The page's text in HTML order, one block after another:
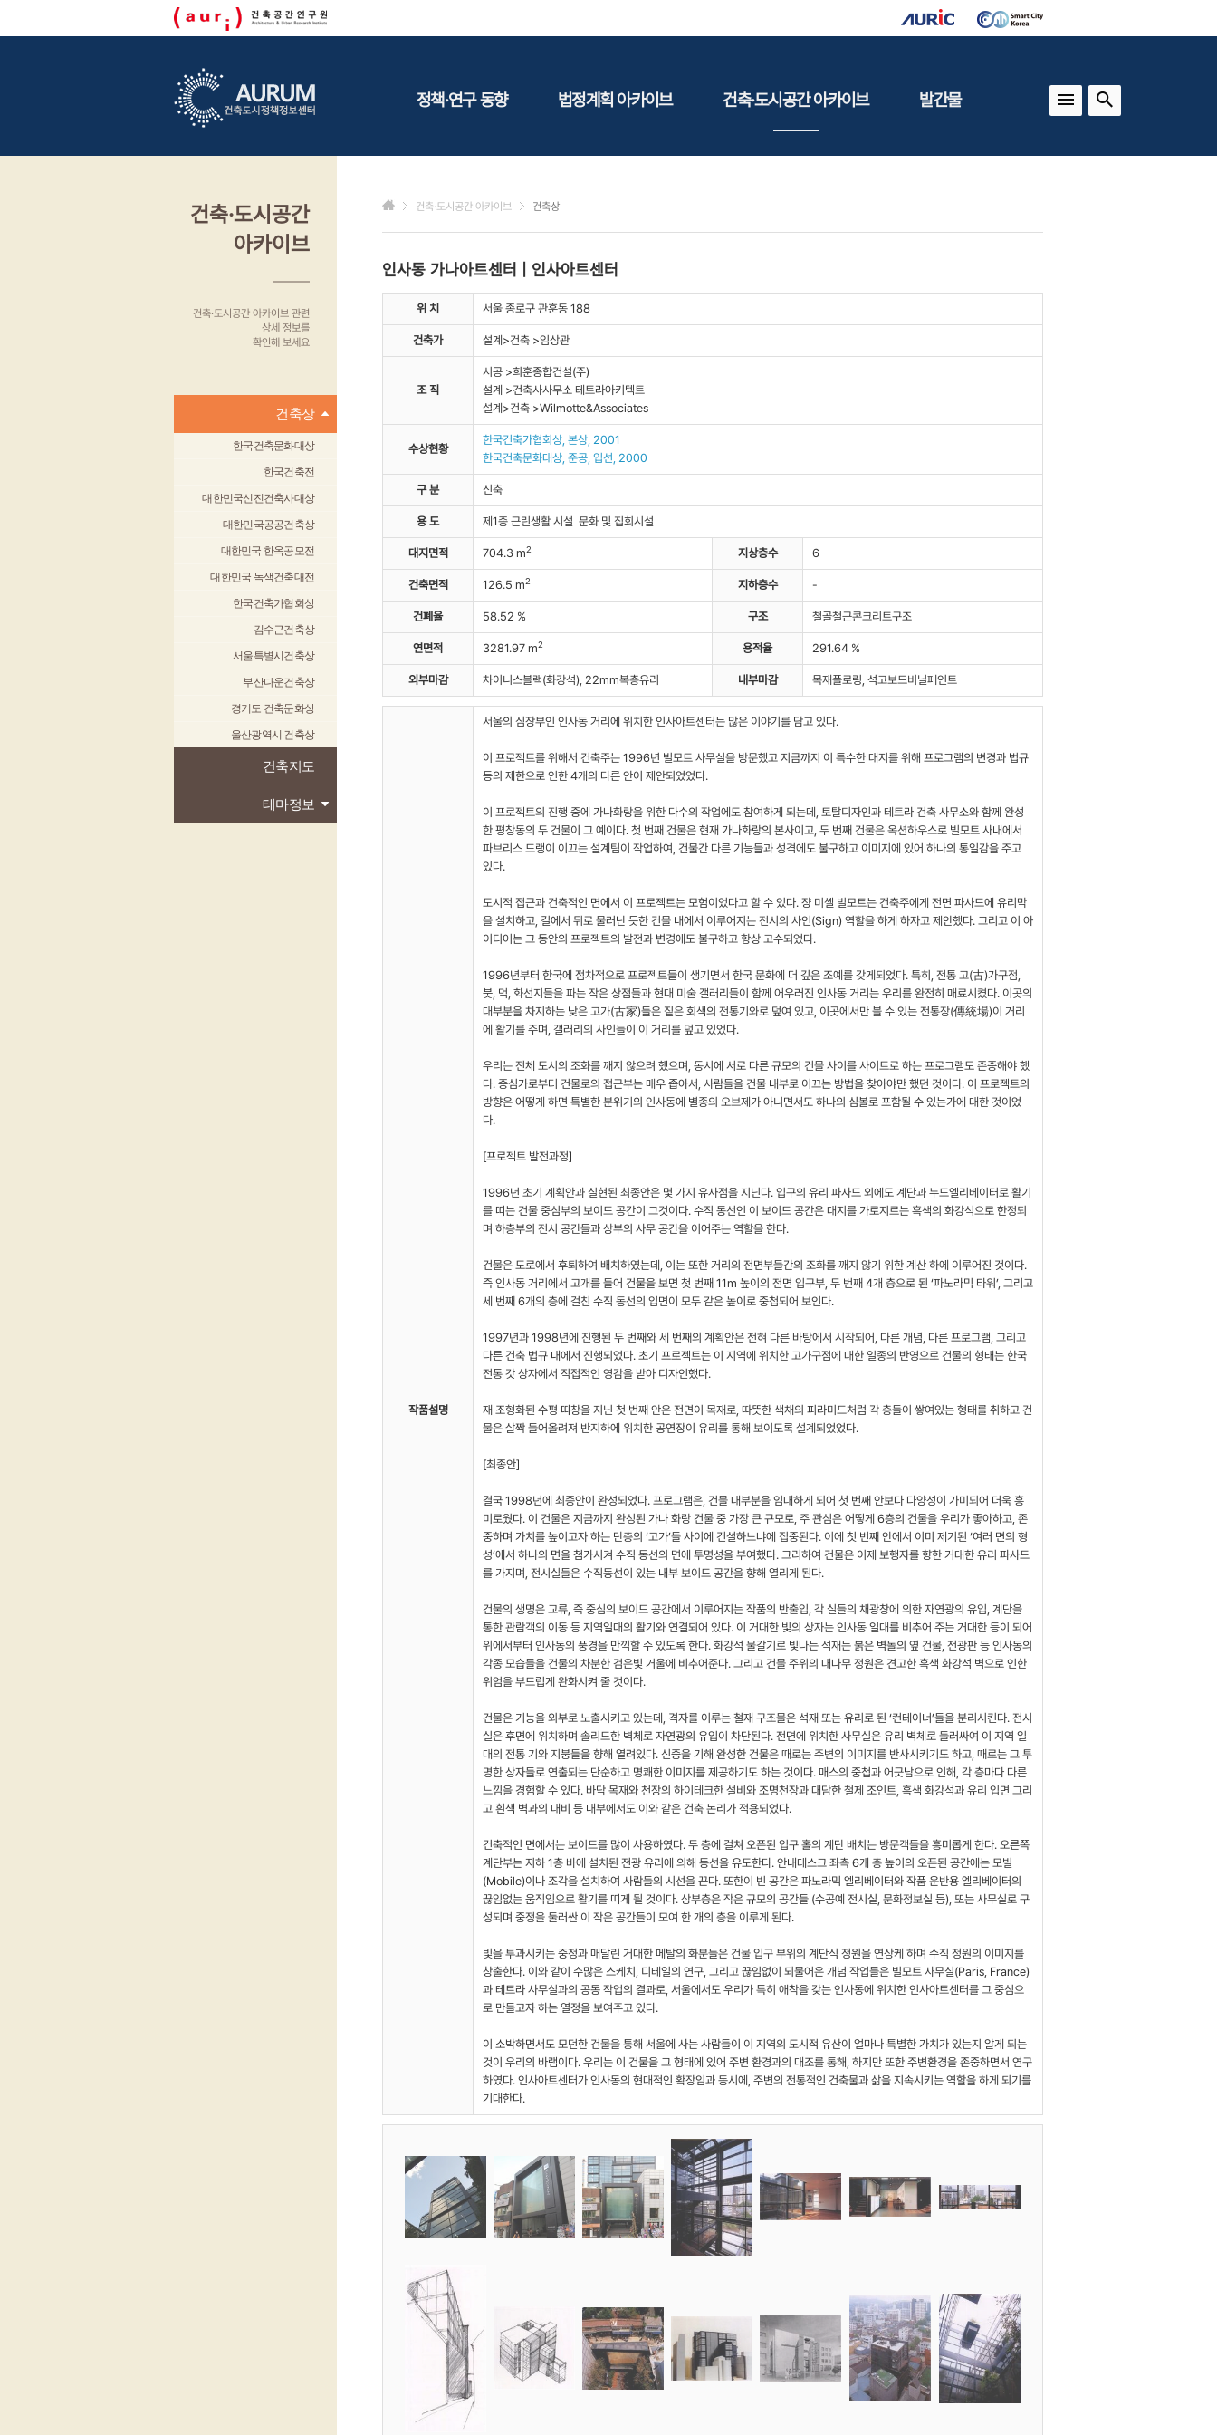
정책·연구 동향
연구동향
법정계획 아카이브
환경
관광
산림/농림/수산
사회복지
자료실
건축·도시공간 아카이브 발간물
건축도시연구
건축·도시공간
아카이브
건축·도시공간 아카이브 관련
상세 정보를
확인해 보세요
건축상
한국건축문화대상
한국건축전
대한민국신진건축사대상
대한민국공공건축상
대한민국 한옥공모전
대한민국 녹색건축대전
한국건축가협회상
김수근건축상
서울특별시건축상
부산다운건축상
경기도 건축문화상
울산광역시 건축상
건축지도
테마정보
건축·도시공간 아카이브 건축상
인사동 가나아트센터 | 인사아트센터
위 치 서울 종로구 관훈동 188
건축가 설계>건축 >임상관
조 직
시공 >희훈종합건설(주)
설계 >건축사사무소 테트라아키텍트
설계>건축 >Wilmotte&Associates
수상현황
한국건축가협회상, 본상, 2001
한국건축문화대상, 준공, 입선, 2000
구 분 신축
용 도 제1종 근린생활 시설 문화 및 집회시설
대지면적 704.3 m2 지상층수 6
건축면적 126.5 m2 지하층수 -
건폐율 58.52 % 구조 철골철근콘크리트구조
연면적 3281.97 m2 용적율 291.64 %
외부마감 차이니스블랙(화강석), 22mm복층유리 내부마감 목재플로링, 석고보드비닐페인트
작품설명
서울의 심장부인 인사동 거리에 위치한 인사아트센터는 많은 이야기를 담고 있다.
이 프로젝트를 위해서 건축주는 1996년 빌모트 사무실을 방문했고 지금까지 이 특수한 대지를 위해 프로그램의 변경과 법규
등의 제한으로 인한 4개의 다른 안이 제안되었었다.
이 프로젝트의 진행 중에 가나화랑을 위한 다수의 작업에도 참여하게 되는데, 토탈디자인과 테트라 건축 사무소와 함께 완성
한 평창동의 두 건물이 그 예이다. 첫 번째 건물은 현재 가나화랑의 본사이고, 두 번째 건물은 옥션하우스로 빌모트 사내에서
파브리스 드랭이 이끄는 설계팀이 작업하여, 건물간 다른 기능들과 성격에도 불구하고 이미지에 있어 하나의 통일감을 주고
있다.
도시적 접근과 건축적인 면에서 이 프로젝트는 모험이었다고 할 수 있다. 쟝 미셸 빌모트는 건축주에게 전면 파사드에 유리막
을 설치하고, 길에서 뒤로 물러난 듯한 건물 내에서 이루어지는 전시의 사인(Sign) 역할을 하게 하자고 제안했다. 그리고 이 아
이디어는 그 동안의 프로젝트의 발전과 변경에도 불구하고 항상 고수되었다.
1996년부터 한국에 점차적으로 프로젝트들이 생기면서 한국 문화에 더 깊은 조예를 갖게되었다. 특히, 전통 고(古)가구점,
붓, 먹, 화선지들을 파는 작은 상점들과 현대 미술 갤러리들이 함께 어우러진 인사동 거리는 우리를 완전히 매료시켰다. 이곳의
대부분을 차지하는 낮은 고가(古家)들은 짙은 회색의 전통기와로 덮여 있고, 이곳에서만 볼 수 있는 전통장(傳統場)이 거리
에 활기를 주며, 갤러리의 사인들이 이 거리를 덮고 있었다.
우리는 전체 도시의 조화를 깨지 않으려 했으며, 동시에 서로 다른 규모의 건물 사이를 사이트로 하는 프로그램도 존중해야 했
다. 중심가로부터 건물로의 접근부는 매우 좁아서, 사람들을 건물 내부로 이끄는 방법을 찾아야만 했던 것이다. 이 프로젝트의
방향은 어떻게 하면 특별한 분위기의 인사동에 별종의 오브제가 아니면서도 하나의 심볼로 포함될 수 있는가에 대한 것이었
다.
[프로젝트 발전과정]
1996년 초기 계획안과 실현된 최종안은 몇 가지 유사점을 지닌다. 입구의 유리 파사드 외에도 계단과 누드엘리베이터로 활기
를 띠는 건물 중심부의 보이드 공간이 그것이다. 수직 동선인 이 보이드 공간은 대지를 가로지르는 흑색의 화강석으로 한정되
며 하층부의 전시 공간들과 상부의 사무 공간을 이어주는 역할을 한다.
건물은 도로에서 후퇴하여 배치하였는데, 이는 또한 거리의 전면부들간의 조화를 깨지 않기 위한 계산 하에 이루어진 것이다.
즉 인사동 거리에서 고개를 들어 건물을 보면 첫 번째 11m 높이의 전면 입구부, 두 번째 4개 층으로 된 ‘파노라믹 타워’, 그리고
세 번째 6개의 층에 걸친 수직 동선의 입면이 모두 같은 높이로 중첩되어 보인다.
1997년과 1998년에 진행된 두 번째와 세 번째의 계획안은 전혀 다른 바탕에서 시작되어, 다른 개념, 다른 프로그램, 그리고
다른 건축 법규 내에서 진행되었다. 초기 프로젝트는 이 지역에 위치한 고가구점에 대한 일종의 반영으로 건물의 형태는 한국
전통 갓 상자에서 직접적인 영감을 받아 디자인했다.
재 조형화된 수평 띠창을 지닌 첫 번째 안은 전면이 목재로, 따뜻한 색채의 피라미드처럼 각 층들이 쌓여있는 형태를 취하고 건
물은 살짝 들어올려져 반지하에 위치한 공연장이 유리를 통해 보이도록 설계되었었다.
[최종안]
결국 1998년에 최종안이 완성되었다. 프로그램은, 건물 대부분을 임대하게 되어 첫 번째 안보다 다양성이 가미되어 더욱 흥
미로웠다. 이 건물은 지금까지 완성된 가나 화랑 건물 중 가장 큰 규모로, 주 관심은 어떻게 6층의 건물을 우리가 좋아하고, 존
중하며 가치를 높이고자 하는 단층의 ‘고가’들 사이에 건설하느냐에 집중된다. 이에 첫 번째 안에서 이미 제기된 ‘여러 면의 형
성’에서 하나의 면을 첨가시켜 수직 동선의 면에 투명성을 부여했다. 그리하여 건물은 이제 보행자를 향한 거대한 유리 파사드
를 가지며, 전시실들은 수직동선이 있는 내부 보이드 공간을 향해 열리게 된다.
건물의 생명은 교류, 즉 중심의 보이드 공간에서 이루어지는 작품의 반출입, 각 실들의 채광창에 의한 자연광의 유입, 계단을
통한 관람객의 이동 등 지역일대의 활기와 연결되어 있다. 이 거대한 빛의 상자는 인사동 일대를 비추어 주는 거대한 등이 되어
위에서부터 인사동의 풍경을 만끽할 수 있도록 한다. 화강석 물갈기로 빛나는 석재는 붉은 벽돌의 옆 건물, 전광판 등 인사동의
각종 모습들을 건물의 차분한 검은빛 거울에 비추어준다. 그리고 건물 주위의 대나무 정원은 견고한 흑색 화강석 벽으로 인한
위엄을 부드럽게 완화시켜 줄 것이다.
건물은 기능을 외부로 노출시키고 있는데, 격자를 이루는 철재 구조물은 석재 또는 유리로 된 ‘컨테이너’들을 분리시킨다. 전시
실은 후면에 위치하며 솔리드한 벽체로 자연광의 유입이 차단된다. 전면에 위치한 사무실은 유리 벽체로 둘러싸여 이 지역 일
대의 전통 기와 지붕들을 향해 열려있다. 신중을 기해 완성한 건물은 때로는 주변의 이미지를 반사시키기도 하고, 때로는 그 투
명한 상자들로 연출되는 단순하고 명쾌한 이미지를 제공하기도 하는 것이다. 매스의 중첩과 어긋남으로 인해, 각 층마다 다른
느낌을 경험할 수 있다. 바닥 목재와 천장의 하이테크한 설비와 조명천장과 대담한 철제 조인트, 흑색 화강석과 유리 입면 그리
고 흰색 벽과의 대비 등 내부에서도 이와 같은 건축 논리가 적용되었다.
건축적인 면에서는 보이드를 많이 사용하였다. 두 층에 걸쳐 오픈된 입구 홀의 계단 배치는 방문객들을 흥미롭게 한다. 오른쪽
계단부는 지하 1층 바에 설치된 전광 유리에 의해 동선을 유도한다. 안내데스크 좌측 6개 층 높이의 오픈된 공간에는 모빌
(Mobile)이나 조각을 설치하여 사람들의 시선을 끈다. 또한이 빈 공간은 파노라믹 엘리베이터와 작품 운반용 엘리베이터의
끊임없는 움직임으로 활기를 띠게 될 것이다. 상부층은 작은 규모의 공간들 (수공예 전시실, 문화정보실 등), 또는 사무실로 구
성되며 중정을 둘러싼 이 작은 공간들이 모여 한 개의 층을 이루게 된다.
빛을 투과시키는 중정과 매달린 거대한 메탈의 화분들은 건물 입구 부위의 계단식 정원을 연상케 하며 수직 정원의 이미지를
창출한다. 이와 같이 수많은 스케치, 디테일의 연구, 그리고 끊임없이 되물어온 개념 작업들은 빌모트 사무실(Paris, France)
과 테트라 사무실과의 공동 작업의 결과로, 서울에서도 우리가 특히 애착을 갖는 인사동에 위치한 인사아트센터를 그 중심으
로 만들고자 하는 열정을 보여주고 있다.
이 소박하면서도 모던한 건물을 통해 서울에 사는 사람들이 이 지역의 도시적 유산이 얼마나 특별한 가치가 있는지 알게 되는
것이 우리의 바램이다. 우리는 이 건물을 그 형태에 있어 주변 환경과의 대조를 통해, 하지만 또한 주변환경을 존중하면서 연구
하였다. 인사아트센터가 인사동의 현대적인 확장임과 동시에, 주변의 전통적인 건축물과 삶을 지속시키는 역할을 하게 되기를
기대한다.